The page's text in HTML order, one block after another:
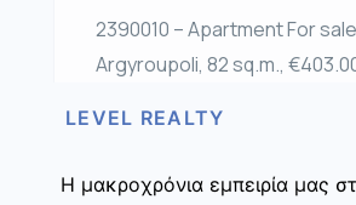
2390010 – Apartment For
Argyroupoli, 82 sq.m.,
LEVEL REALTY
Η μακροχρόνια εμπειρία μας